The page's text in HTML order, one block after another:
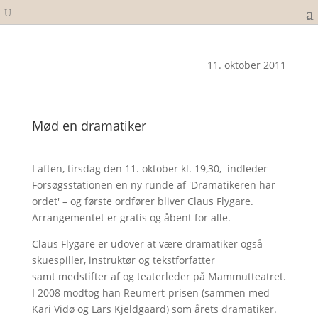
11. oktober 2011
Mød en dramatiker
I aften, tirsdag den 11. oktober kl. 19,30, indleder
Forsøgsstationen en ny runde af 'Dramatikeren har
ordet' – og første ordfører bliver Claus Flygare.
Arrangementet er gratis og åbent for alle.
Claus Flygare er udover at være dramatiker også
skuespiller, instruktør og tekstforfatter
samt medstifter af og teaterleder på Mammutteatret.
I 2008 modtog han Reumert-prisen (sammen med
Kari Vidø og Lars Kjeldgaard) som årets dramatiker.